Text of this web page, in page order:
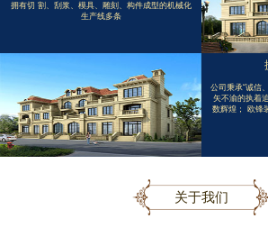
拥有切 割、刮浆、模具、雕刻、构件成型的机械化
生产线多条
公司秉承“诚信
矢不渝的执着
数辉煌； 欧锋
关于我们